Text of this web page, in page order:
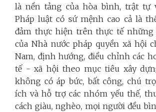
là nền tảng của hòa bình, trật tự
Pháp luật có sứ mệnh cao cả là
đảm thực hiện trên thực tế
của Nhà nước pháp quyền xã hội
Nam, định hướng, điều chỉnh các
tế - xã hội theo mục tiêu xây
không có áp bức, bất công, chú
ích và hỗ trợ các nhóm yếu thế,
cách giàu, nghèo, mọi người đều